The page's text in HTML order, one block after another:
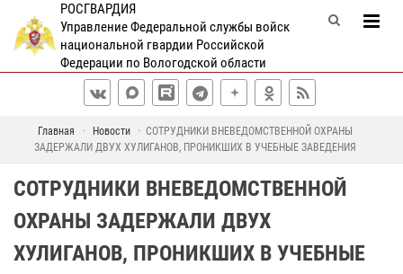
РОСГВАРДИЯ
Управление Федеральной службы войск
национальной гвардии Российской
Федерации по Вологодской области
Главная Новости
СОТРУДНИКИ ВНЕВЕДОМСТВЕННОЙ ОХРАНЫ
ЗАДЕРЖАЛИ ДВУХ ХУЛИГАНОВ, ПРОНИКШИХ В УЧЕБНЫЕ ЗАВЕДЕНИЯ
СОТРУДНИКИ ВНЕВЕДОМСТВЕННОЙ
ОХРАНЫ ЗАДЕРЖАЛИ ДВУХ
ХУЛИГАНОВ, ПРОНИКШИХ В УЧЕБНЫЕ